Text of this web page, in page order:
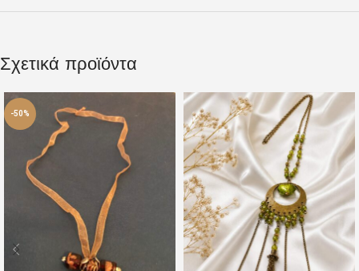
Σχετικά προϊόντα
-50%